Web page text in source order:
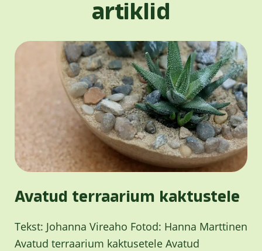
artiklid
Avatud terraarium kaktustele
Tekst: Johanna Vireaho Fotod: Hanna Marttinen
Avatud terraarium kaktusetele Avatud